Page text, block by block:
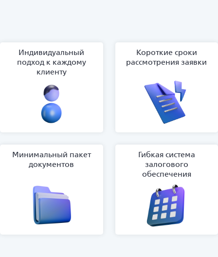
Индивидуальный
подход к каждому
клиенту
Короткие сроки
рассмотрения заявки
Минимальный пакет
документов
Гибкая система
залогового
обеспечения